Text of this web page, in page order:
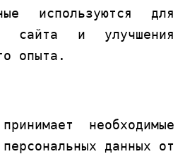
используются для
сайта и улучшения
опыта.
необходимые
данных от